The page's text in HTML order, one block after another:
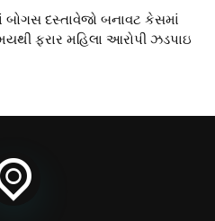
બોગસ દસ્તાવેજો બનાવટ કેસમાં
ફરાર મહિલા આરોપી ઝડપાઇ